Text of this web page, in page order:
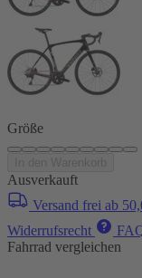
Größe
Ausverkauft
Versand frei ab
Widerrufsrecht
Fahrrad vergleichen